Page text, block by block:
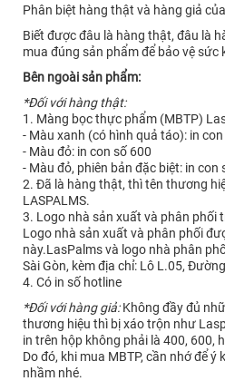
Phân biệt hàng thật và hàng giả
Biết được đâu là hàng thật, đâu là
mua đúng sản phẩm để bảo vệ sức
Bên ngoài sản phẩm:
*Đối với hàng thật:
1. Màng bọc thực phẩm (MBTP)
- Màu xanh (có hình quả táo): in
- Màu đỏ: in con số 600
- Màu đỏ, phiên bản đặc biệt: in con
2. Đã là hàng thật, thì tên thương
LASPALMS.
3. Logo nhà sản xuất và phân phối
Logo nhà sản xuất và phân phối
này.LasPalms và logo nhà phân
Sài Gòn, kèm địa chỉ: Lô L.05,
4. Có in số hotline
*Đối với hàng giả:Không đầy đủ
thương hiệu thì bị xáo trộn như
in trên hộp không phải là 400, 600,
Do đó, khi mua MBTP, cần nhớ để
nhầm nhé.